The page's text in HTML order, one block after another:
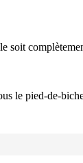
soit
le pied-de-